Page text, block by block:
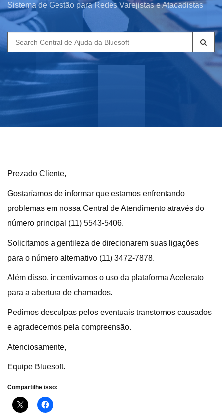
Sistema de Gestão para Redes Varejistas e Atacadistas
Search
for:
Prezado Cliente,
Gostaríamos de informar que estamos enfrentando
problemas em nossa Central de Atendimento através do
número principal (11) 5543-5406.
Solicitamos a gentileza de direcionarem suas ligações
para o número alternativo (11) 3472-7878.
Além disso, incentivamos o uso da plataforma Acelerato
para a abertura de chamados.
Pedimos desculpas pelos eventuais transtornos causados
e agradecemos pela compreensão.
Atenciosamente,
Equipe Bluesoft.
Compartilhe isso: